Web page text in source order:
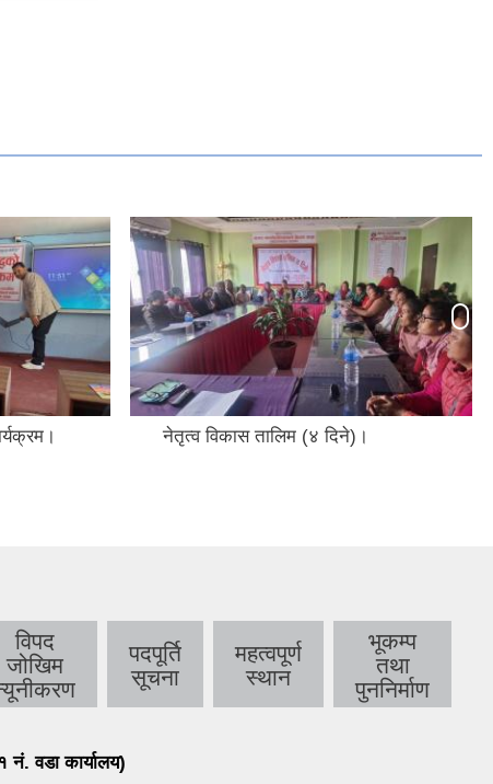
नेतृत्व विकास तालिम (४ दिने)।
विपद
जोखिम
पदपूर्ति
सूचना
महत्वपूर्ण
स्थान
भूकम्प
तथा
पुननिर्माण
नं. वडा कार्यालय)